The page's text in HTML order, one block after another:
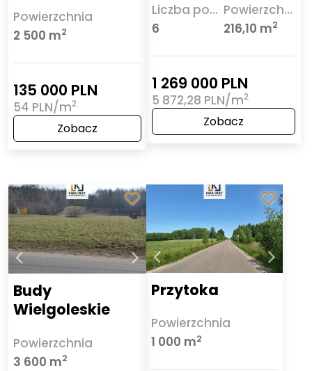
Powierzchnia
2 500 m2
135 000 PLN
54 PLN/m2
Zobacz
Liczba pokoi
6
Powierzchnia
216,10 m2
1 269 000 PLN
5 872,28 PLN/m2
Zobacz
Budy
Wielgoleskie
Powierzchnia
3 600 m2
Przytoka
Powierzchnia
1 000 m2